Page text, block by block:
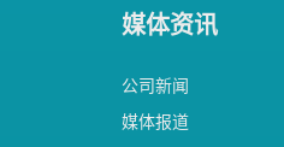
媒体资讯
公司新闻
媒体报道